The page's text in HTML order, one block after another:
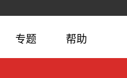
专题 帮助